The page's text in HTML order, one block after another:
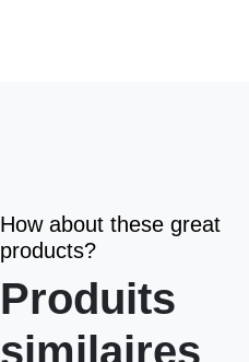
How about these great
products?
Produits
similaires